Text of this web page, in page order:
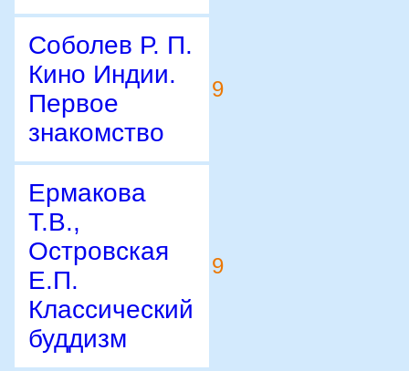
Соболев Р. П.
Кино Индии.
Первое
знакомство
9
Ермакова
Т.В.,
Островская
Е.П.
Классический
буддизм
9